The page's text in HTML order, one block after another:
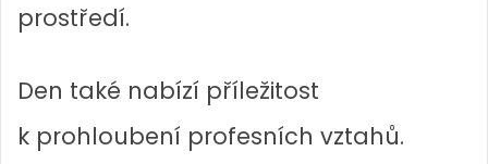
prostředí.
Den také nabízí příležitost
k prohloubení profesních vztahů.